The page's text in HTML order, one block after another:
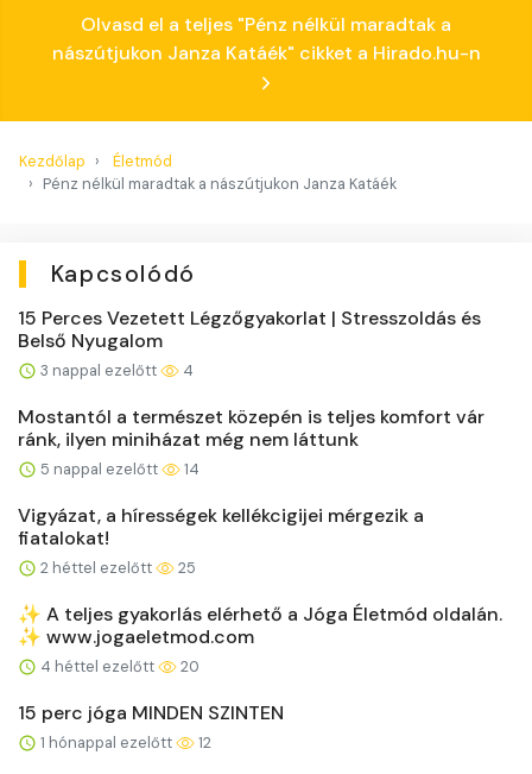
Olvasd el a teljes "Pénz nélkül maradtak a
nászútjukon Janza Katáék" cikket a Hirado.hu-n
Kezdőlap
Életmód
Pénz nélkül maradtak a nászútjukon Janza Katáék
Kapcsolódó
15 Perces Vezetett Légzőgyakorlat | Stresszoldás és
Belső Nyugalom
3 nappal ezelőtt 4
Mostantól a természet közepén is teljes komfort vár
ránk, ilyen miniházat még nem láttunk
5 nappal ezelőtt 14
Vigyázat, a hírességek kellékcigijei mérgezik a
fiatalokat!
2 héttel ezelőtt 25
✨ A teljes gyakorlás elérhető a Jóga Életmód oldalán.
✨ www.jogaeletmod.com
4 héttel ezelőtt 20
15 perc jóga MINDEN SZINTEN
1 hónappal ezelőtt 12